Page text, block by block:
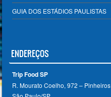
GUIA DOS ESTÁDIOS PAULISTAS
ENDEREÇOS
Trip Food SP
R. Mourato Coelho, 972 – Pinheiros